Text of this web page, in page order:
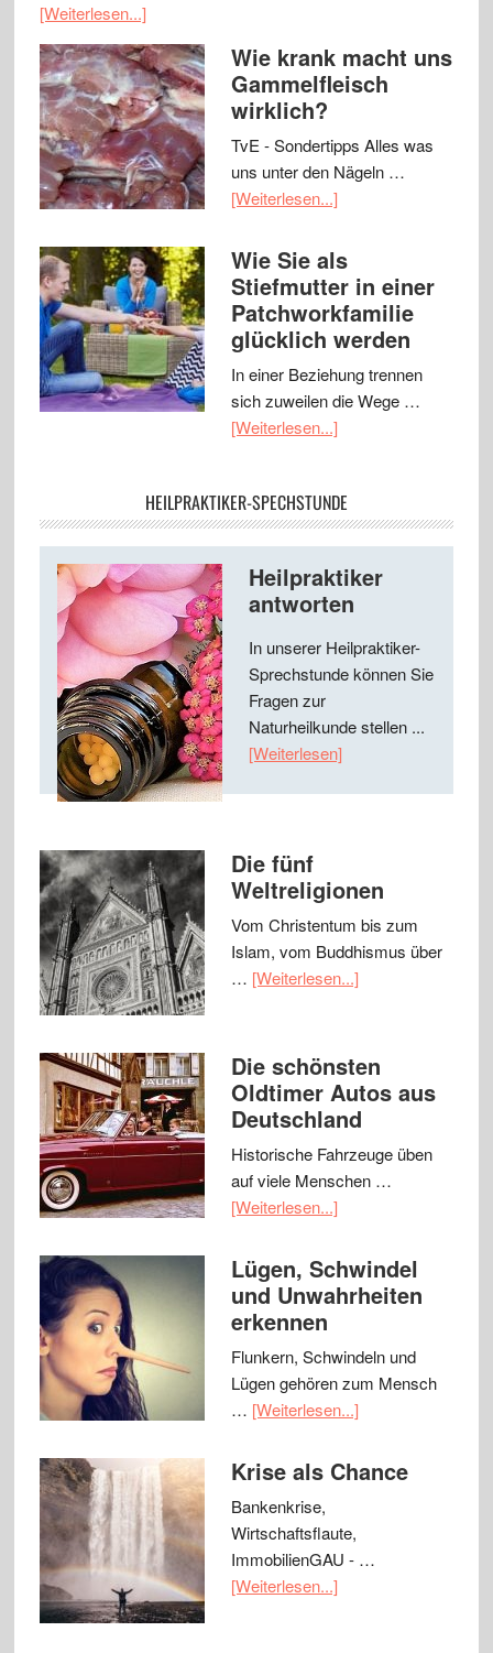
[Weiterlesen...]
Wie krank macht uns
Gammelfleisch
wirklich?
TvE - Sondertipps Alles was
uns unter den Nägeln …
[Weiterlesen...]
Wie Sie als
Stiefmutter in einer
Patchworkfamilie
glücklich werden
In einer Beziehung trennen
sich zuweilen die Wege …
[Weiterlesen...]
HEILPRAKTIKER-SPECHSTUNDE
Heilpraktiker
antworten
In unserer Heilpraktiker-
Sprechstunde können Sie
Fragen zur
Naturheilkunde stellen ...
[Weiterlesen]
Die fünf
Weltreligionen
Vom Christentum bis zum
Islam, vom Buddhismus über
… [Weiterlesen...]
Die schönsten
Oldtimer Autos aus
Deutschland
Historische Fahrzeuge üben
auf viele Menschen …
[Weiterlesen...]
Lügen, Schwindel
und Unwahrheiten
erkennen
Flunkern, Schwindeln und
Lügen gehören zum Mensch
… [Weiterlesen...]
Krise als Chance
Bankenkrise,
Wirtschaftsflaute,
ImmobilienGAU - …
[Weiterlesen...]